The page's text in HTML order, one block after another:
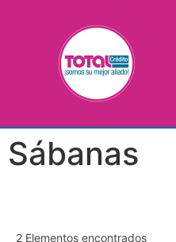
Sábanas
2 Elementos encontrados